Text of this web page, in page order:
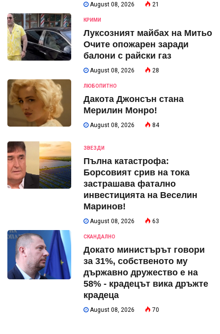
August 08, 2026 21
КРИМИ
Луксозният майбах на Митьо
Очите опожарен заради
балони с райски газ
August 08, 2026 28
ЛЮБОПИТНО
Дакота Джонсън стана
Мерилин Монро!
August 08, 2026 84
ЗВЕЗДИ
Пълна катастрофа:
Борсовият срив на тока
застрашава фатално
инвестицията на Веселин
Маринов!
August 08, 2026 63
СКАНДАЛНО
Докато министърът говори
за 31%, собственото му
държавно дружество е на
58% - крадецът вика дръжте
крадеца
August 08, 2026 70